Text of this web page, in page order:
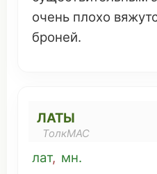
очень плохо
броней.
ЛАТЫ
ТолкМАС
лат, мн.